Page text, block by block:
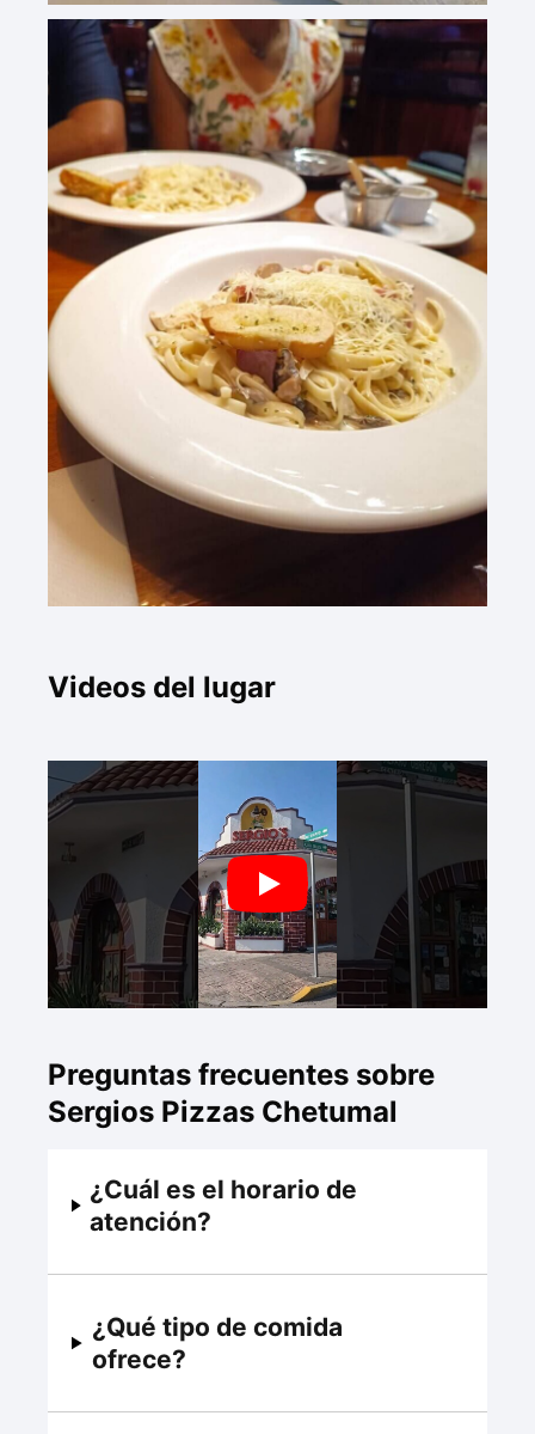
Videos del lugar
Preguntas frecuentes sobre
Sergios Pizzas Chetumal
¿Cuál es el horario de
atención?
¿Qué tipo de comida
ofrece?